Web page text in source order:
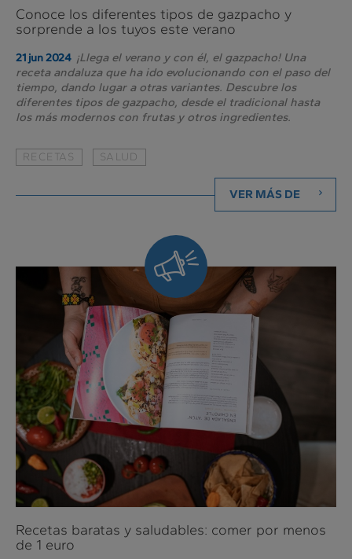
Conoce los diferentes tipos de gazpacho y
sorprende a los tuyos este verano
21 jun 2024 ¡Llega el verano y con él, el gazpacho! Una
receta andaluza que ha ido evolucionando con el paso del
tiempo, dando lugar a otras variantes. Descubre los
diferentes tipos de gazpacho, desde el tradicional hasta
los más modernos con frutas y otros ingredientes.
RECETAS SALUD
VER MÁS DE
Siempre
al
día
Recetas baratas y saludables: comer por menos
de 1 euro